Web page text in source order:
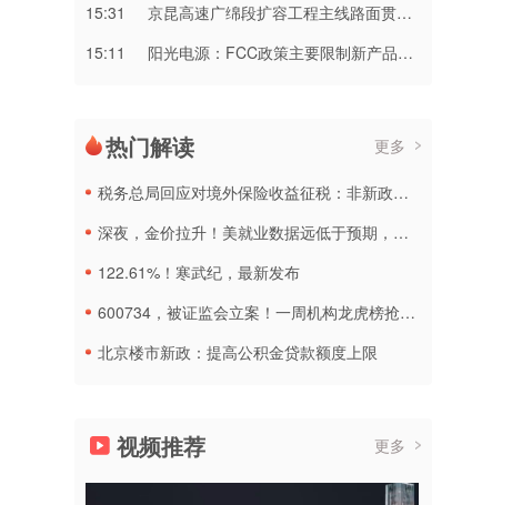
15:31
京昆高速广绵段扩容工程主线路面贯通过半
15:11
阳光电源：FCC政策主要限制新产品认证 公司目前在美销售的光伏逆变器、储能系统不受影响
热门解读 更多
税务总局回应对境外保险收益征税：非新政策，无需过度解读
深夜，金价拉升！美就业数据远低于预期，加息或生变
122.61%！寒武纪，最新发布
600734，被证监会立案！一周机构龙虎榜抢筹名单出炉
北京楼市新政：提高公积金贷款额度上限
视频推荐 更多